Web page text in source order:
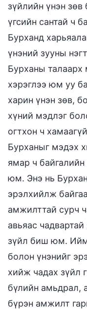
зүйлийн үнэн зөв
үгсийн сантай ч
Бурханд
үнэний зууны
Бурханы талаарх
хэрэглээ юм уу
харин үнэн зөв,
хүний мэдлэг
огтхон ч
Бурханыг мэдэх
ямар ч
юм. Энэ нь
эрэлхийлж
амжилттай сурч
авьяас
зүйл биш юм.
болон үнэнийг
хийж чадах зүйл
бүлийн амьдрал,
бүрэн амжилт